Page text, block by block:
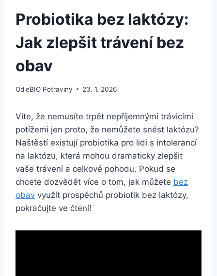
Probiotika bez laktózy:
Jak zlepšit trávení bez
obav
OdeBIO Potraviny 23. 1. 2026
Víte, že nemusíte trpět nepříjemnými trávicími
potížemi jen proto, že nemůžete snést laktózu?
Naštěstí existují probiotika pro lidi s intolerancí
na laktózu, která mohou dramaticky zlepšit
vaše trávení a celkové pohodu. Pokud se
chcete dozvědět více o tom, jak můžete bez
obav využít prospěchů probiotik bez laktózy,
pokračujte ve čtení!